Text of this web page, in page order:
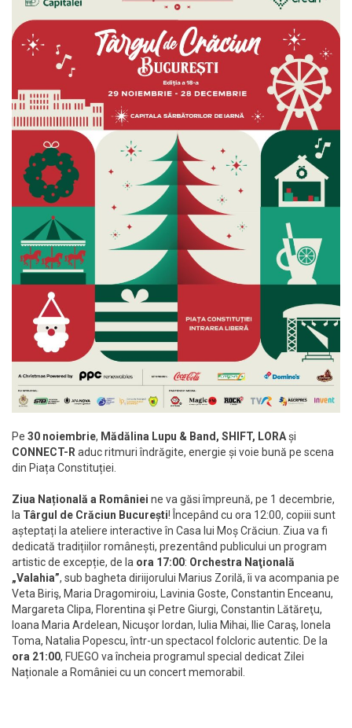
Pe 30 noiembrie, Mădălina Lupu & Band, SHIFT, LORAși
CONNECT-R aduc ritmuri îndrăgite, energie și voie bună pe scena
din Piața Constituției.
Ziua Națională a României ne va găsi împreună, pe 1 decembrie,
la Târgul de Crăciun București! Începând cu ora 12:00, copiii sunt
așteptați la ateliere interactive în Casa lui Moș Crăciun. Ziua va fi
dedicată tradițiilor românești, prezentând publicului un program
artistic de excepție, de la ora 17:00: Orchestra Naţională
„Valahia”, sub bagheta diriijorului Marius Zorilă, îi va acompania pe
Veta Biriş, Maria Dragomiroiu, Lavinia Goste, Constantin Enceanu,
Margareta Clipa, Florentina şi Petre Giurgi, Constantin Lătăreţu,
Ioana Maria Ardelean, Nicuşor Iordan, Iulia Mihai, Ilie Caraş, Ionela
Toma, Natalia Popescu, într-un spectacol folcloric autentic. De la
ora 21:00, FUEGO va încheia programul special dedicat Zilei
Naționale a României cu un concert memorabil.